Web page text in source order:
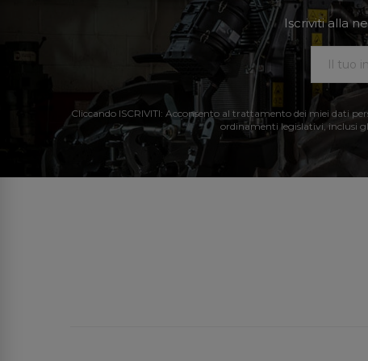
Iscriviti alla
Cliccando ISCRIVITI: Acconsento al trattamento dei miei dati
ordinamenti legislativi, inclusi